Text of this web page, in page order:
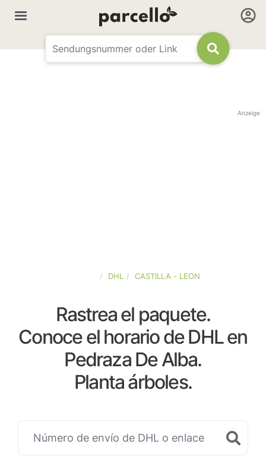
Anzeige
DHL CASTILLA - LEON
Rastrea el paquete.
Conoce el horario de DHL en
Pedraza De Alba.
Planta árboles.